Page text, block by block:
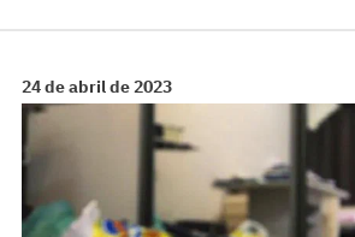
24 de abril de 2023